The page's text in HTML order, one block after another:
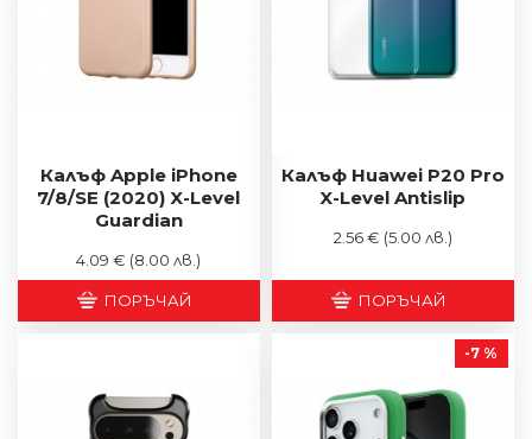
Калъф Apple iPhone
7/8/SE (2020) X-Level
Guardian
4.09 € (8.00 лв.)
ПОРЪЧАЙ
Калъф Huawei P20 Pro
X-Level Antislip
2.56 € (5.00 лв.)
ПОРЪЧАЙ
-7 %